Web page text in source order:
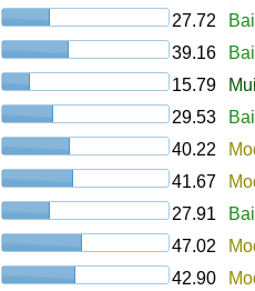
27.72
39.16
15.79
29.53
40.22
41.67
27.91
47.02
42.90